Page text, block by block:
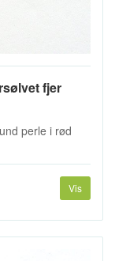
fjer
perle i rød
Vis